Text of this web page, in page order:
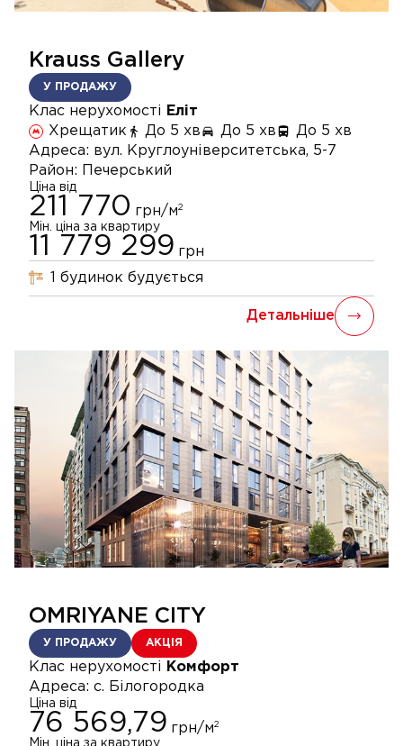
Krauss Gallery
У ПРОДАЖУ
Клас нерухомості
Еліт
Хрещатик
До 5 хв До 5 хв
До 5 хв
Адреса: вул. Круглоуніверситетська, 5-7
Район:
Печерський
Ціна від
211 770 грн/м 2
Мін. ціна за квартиру
11 779 299 грн
будинок будується
Детальніше
OMRIYANE CITY
У ПРОДАЖУ АКЦІЯ
Клас нерухомості
Комфорт
Адреса: с. Білогородка
Ціна від
76 569,79 грн/м2
Мін. ціна за квартиру